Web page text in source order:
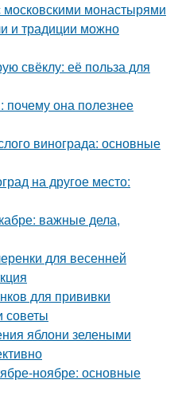
монастырями
и традиции можно
свёклу: её польза для
почему она полезнее
винограда: основные
на другое место:
важные дела,
для весенней
для прививки
советы
яблони зелеными
ноябре: основные